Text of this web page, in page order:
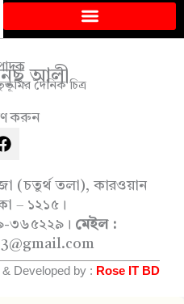
আলী
দৈনিক চিত্র
করুন
F
a
e
b
o
k
(চতুর্থ তলা), কারওয়ান
– ১২১৫।
৩৬৫২২৯। মেইল :
Developed by : Rose IT BD